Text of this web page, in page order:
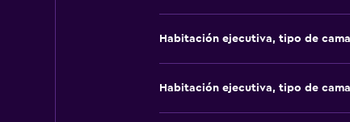
Habitación ejecutiva, tipo de
Habitación ejecutiva, tipo de